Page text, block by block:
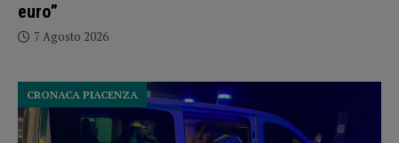
euro”
7 Agosto 2026
CRONACA PIACENZA